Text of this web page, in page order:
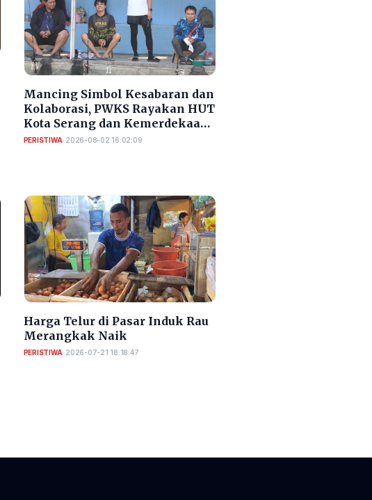
Mancing Simbol Kesabaran dan
Kolaborasi, PWKS Rayakan HUT
Kota Serang dan Kemerdekaan
RI
PERISTIWA•2026-08-02 16:02:09
Harga Telur di Pasar Induk Rau
Merangkak Naik
PERISTIWA•2026-07-21 18:18:47